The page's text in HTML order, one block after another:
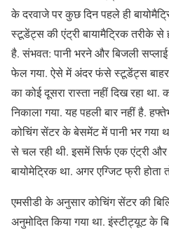
के दरवाजे पर कुछ दिन पहले ही
स्टूडेंट्स की एंट्री बायामैट्रिक तरीके
है. संभवत: पानी भरने और बिजली
फेल गया. ऐसे में अंदर फंसे स्टूडेंट्स
का कोई दूसरा रास्ता नहीं दिख रहा
निकाला गया. यह पहली बार नहीं है.
कोचिंग सेंटर के बेसमेंट में पानी भर गया
से चल रही थी. इसमें सिर्फ एक एंट्री
बायोमेट्रिक था. अगर एग्जिट फ्री
एमसीडी के अनुसार कोचिंग सेंटर की
अनुमोदित किया गया था. इंस्टीट्यूट के